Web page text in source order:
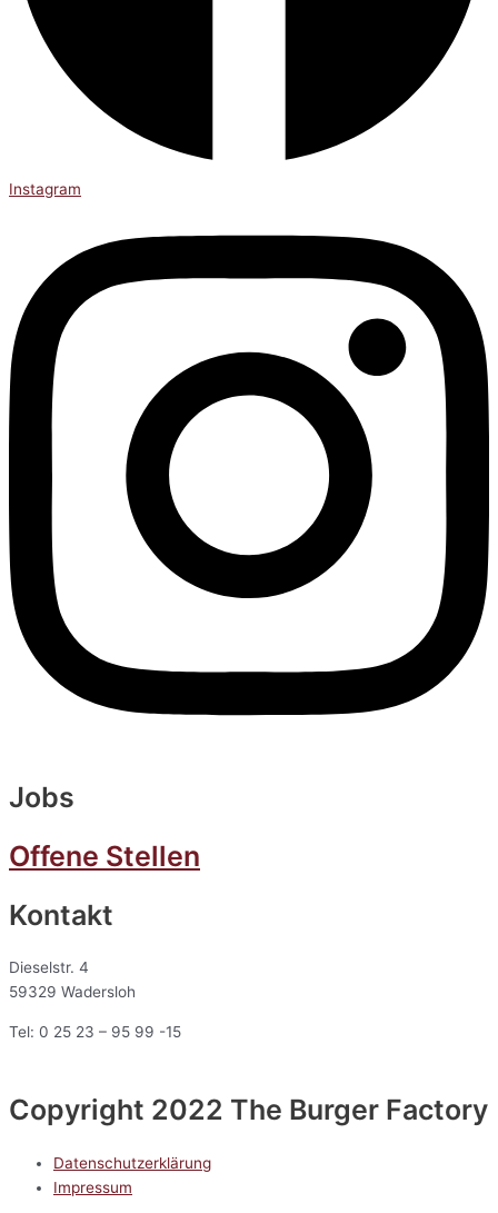
Instagram
Jobs
Offene Stellen
Kontakt
Dieselstr. 4
59329 Wadersloh
Tel: 0 25 23 – 95 99 -15
Copyright 2022 The Burger Factory
Datenschutzerklärung
Impressum